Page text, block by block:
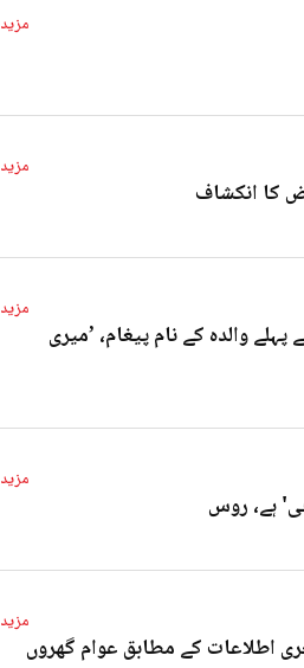
مزید
مزید
مزید
والدہ کے نام پیغام، ’میری
مزید
ہے، روس
مزید
جھٹکے آخری اطلاعات کے مطابق عوام گھروں